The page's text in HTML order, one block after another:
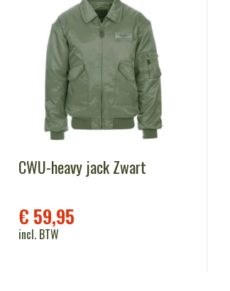
CWU-heavy jack Zwart
€ 59,95
incl. BTW